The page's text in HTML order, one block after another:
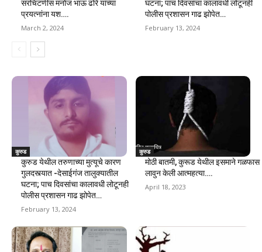
सरचिटणीस मनोज भाऊ ढोरे यांच्या
प्रयत्नांना यश….
March 2, 2024
घटना; पाच दिवसांचा कालावधी लोटूनही
पोलीस प्रशासन गाढ झोपेत…
February 13, 2024
कुरुड
कुरुड येथील तरुणाच्या मुत्यूचे कारण
गुलदस्त्यात -देसाईगंज तालुक्यातील
घटना; पाच दिवसांचा कालावधी लोटूनही
पोलीस प्रशासन गाढ झोपेत…
February 13, 2024
कुरुड
मोठी बातमी, कुरूड येथील इसमाने गळफास
लावुन केली आत्महत्या….
April 18, 2023